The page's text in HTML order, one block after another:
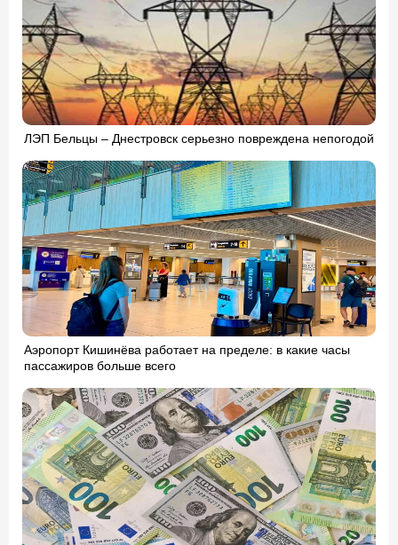
ЛЭП Бельцы – Днестровск серьезно повреждена непогодой
Аэропорт Кишинёва работает на пределе: в какие часы
пассажиров больше всего